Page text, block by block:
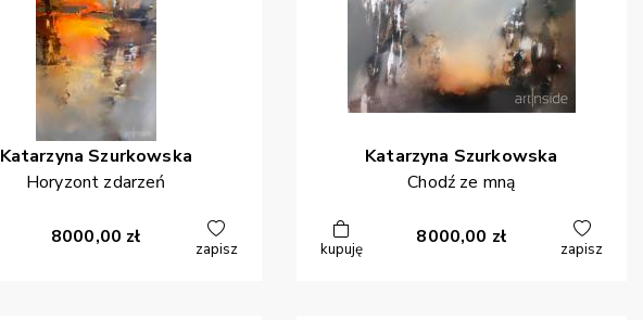
Katarzyna Szurkowska
Horyzont zdarzeń
8000,00 zł
zapisz
Katarzyna Szurkowska
Chodź ze mną
kupuję
8000,00 zł
zapisz